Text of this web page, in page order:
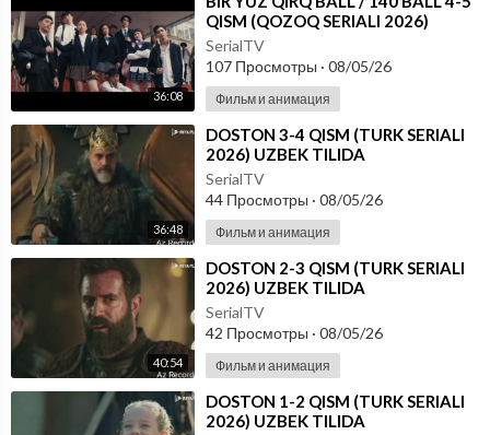
36:08
QISM (QOZOQ SERIALI 2026)
UZBEK TILIDA
SerialTV
107 Просмотры · 08/05/26
Фильм и анимация
36:48
⁣DOSTON 3-4 QISM (TURK SERIALI
2026) UZBEK TILIDA
SerialTV
44 Просмотры · 08/05/26
Фильм и анимация
40:54
⁣DOSTON 2-3 QISM (TURK SERIALI
2026) UZBEK TILIDA
SerialTV
42 Просмотры · 08/05/26
Фильм и анимация
⁣DOSTON 1-2 QISM (TURK SERIALI
2026) UZBEK TILIDA